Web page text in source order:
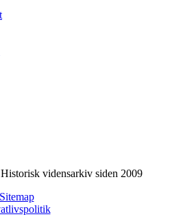
vidensarkiv siden 2009
Sitemap